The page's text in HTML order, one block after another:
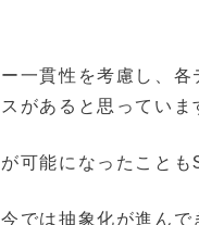
一貫性を考慮し、
があると思っていま
可能になったことも
では抽象化が進ん